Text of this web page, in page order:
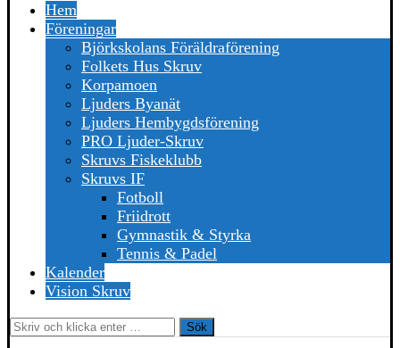
Hem
Föreningar
Björkskolans Föräldraförening
Folkets Hus Skruv
Korpamoen
Ljuders Byanät
Ljuders Hembygdsförening
PRO Ljuder-Skruv
Skruvs Fiskeklubb
Skruvs IF
Fotboll
Friidrott
Gymnastik & Styrka
Tennis & Padel
Kalender
Vision Skruv
Sök